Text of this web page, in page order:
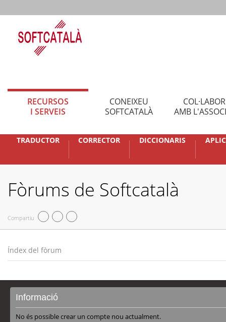
RECURSOS
I SERVEIS
CONEIXEU
SOFTCATALÀ
AMB
TRADUCTOR CORRECTOR DICCIONARIS
Fòrums de Softcatalà
Compartiu
Índex del fòrum
Informació
No és possible crear un compte nou actualment.